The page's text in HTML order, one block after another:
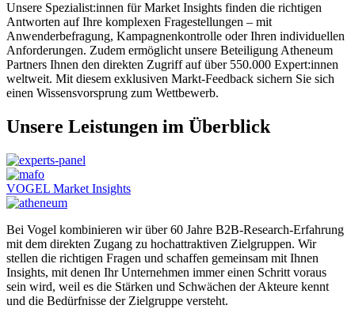
Unsere Spezialist:innen für Market Insights finden die richtigen
Antworten auf Ihre komplexen Fragestellungen – mit
Anwenderbefragung, Kampagnenkontrolle oder Ihren individuellen
Anforderungen. Zudem ermöglicht unsere Beteiligung Atheneum
Partners Ihnen den direkten Zugriff auf über 550.000 Expert:innen
weltweit. Mit diesem exklusiven Markt-Feedback sichern Sie sich
einen Wissensvorsprung zum Wettbewerb.
Unsere Leistungen im Überblick
VOGEL Market Insights
Bei Vogel kombinieren wir über 60 Jahre B2B-Research-Erfahrung
mit dem direkten Zugang zu hochattraktiven Zielgruppen. Wir
stellen die richtigen Fragen und schaffen gemeinsam mit Ihnen
Insights, mit denen Ihr Unternehmen immer einen Schritt voraus
sein wird, weil es die Stärken und Schwächen der Akteure kennt
und die Bedürfnisse der Zielgruppe versteht.